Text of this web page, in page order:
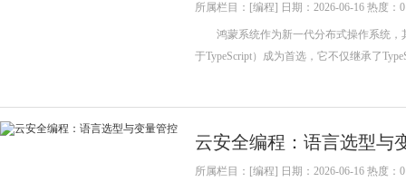
所属栏目：[编程] 日期：2026-06-16 热度：0
鸿蒙系统作为新一代分布式操作系统，
于TypeScript）成为首选，它不仅继承了
云安全编程：语言选型与
所属栏目：[编程] 日期：2026-06-16 热度：0